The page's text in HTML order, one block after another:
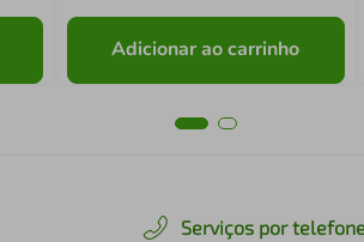
Adicionar ao carrinho
Serviços por